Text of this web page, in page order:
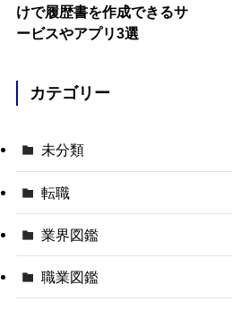
けで履歴書を作成できるサ
ービスやアプリ3選
カテゴリー
未分類
転職
業界図鑑
職業図鑑